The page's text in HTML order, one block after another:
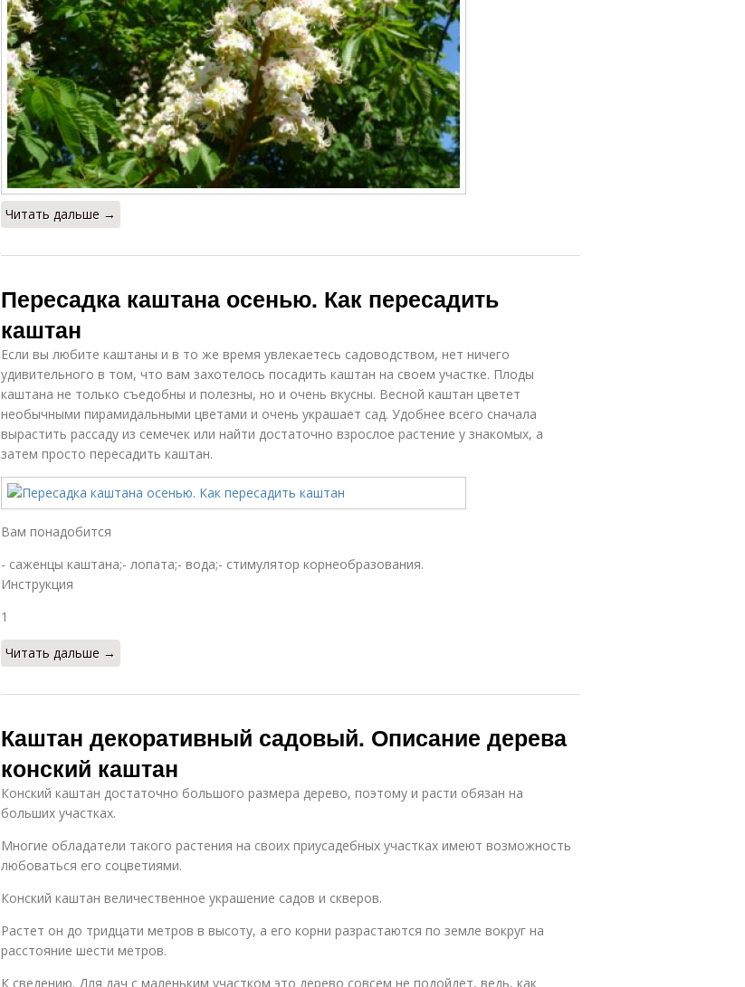
Читать дальше →
Пересадка каштана осенью. Как пересадить
каштан
Если вы любите каштаны и в то же время увлекаетесь садоводством, нет ничего
удивительного в том, что вам захотелось посадить каштан на своем участке. Плоды
каштана не только съедобны и полезны, но и очень вкусны. Весной каштан цветет
необычными пирамидальными цветами и очень украшает сад. Удобнее всего сначала
вырастить рассаду из семечек или найти достаточно взрослое растение у знакомых, а
затем просто пересадить каштан.
Вам понадобится
- саженцы каштана;- лопата;- вода;- стимулятор корнеобразования.
Инструкция
1
Читать дальше →
Каштан декоративный садовый. Описание дерева
конский каштан
Конский каштан достаточно большого размера дерево, поэтому и расти обязан на
больших участках.
Многие обладатели такого растения на своих приусадебных участках имеют возможность
любоваться его соцветиями.
Конский каштан величественное украшение садов и скверов.
Растет он до тридцати метров в высоту, а его корни разрастаются по земле вокруг на
расстояние шести метров.
К сведению. Для дач с маленьким участком это дерево совсем не подойдет, ведь, как